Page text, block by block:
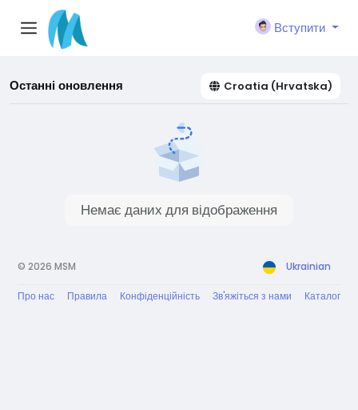
Вступити
Останні оновлення Croatia (Hrvatska)
Немає даних для відображення
© 2026 MSM Ukrainian
Про нас Правила Конфіденційність Зв'яжіться з нами Каталог